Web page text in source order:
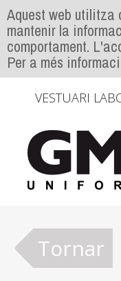
Aquest web utilitza
mantenir la
comportament.
Per a més
VESTUARI
Tornar